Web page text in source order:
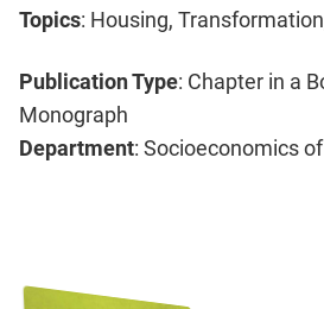
Topics: Housing,
Publication Type: Chapter in a
Monograph
Department: Socioeconomics